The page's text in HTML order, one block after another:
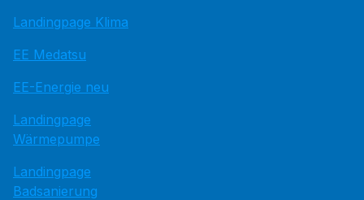
Landingpage Klima
EE Medatsu
EE-Energie neu
Landingpage
Wärmepumpe
Landingpage
Badsanierung